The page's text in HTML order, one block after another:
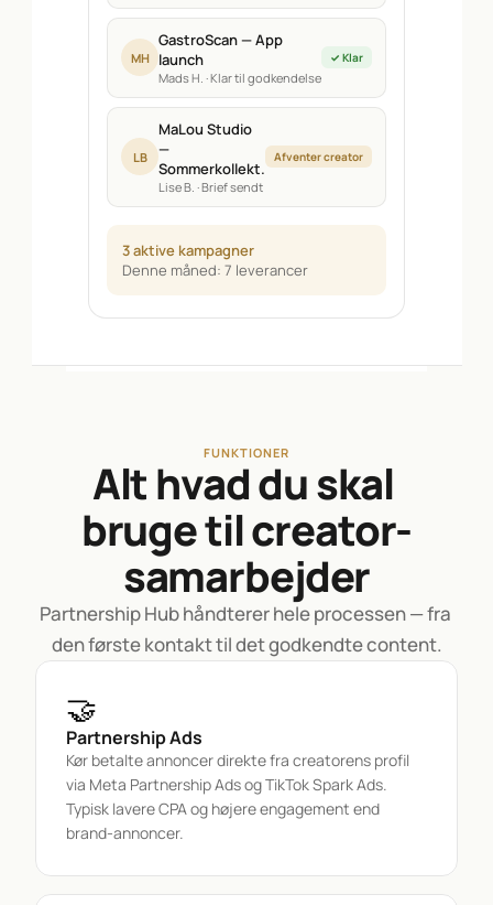
MH
GastroScan — App
launch
Mads H. · Klar til godkendelse
✓ Klar
LB
MaLou Studio
—
Sommerkollekt.
Lise B. · Brief sendt
Afventer creator
3 aktive kampagner
Denne måned: 7 leverancer
FUNKTIONER
Alt hvad du skal
bruge til creator-
samarbejder
Partnership Hub håndterer hele processen — fra
den første kontakt til det godkendte content.
🤝
Partnership Ads
Kør betalte annoncer direkte fra creatorens profil
via Meta Partnership Ads og TikTok Spark Ads.
Typisk lavere CPA og højere engagement end
brand-annoncer.